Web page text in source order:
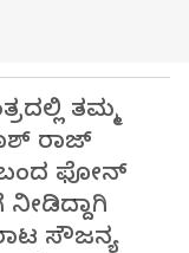
ತಮ್ಮ
ರಾಜ್
ಬಂದ ಫೋನ್
ಸೌಜನ್ಯ